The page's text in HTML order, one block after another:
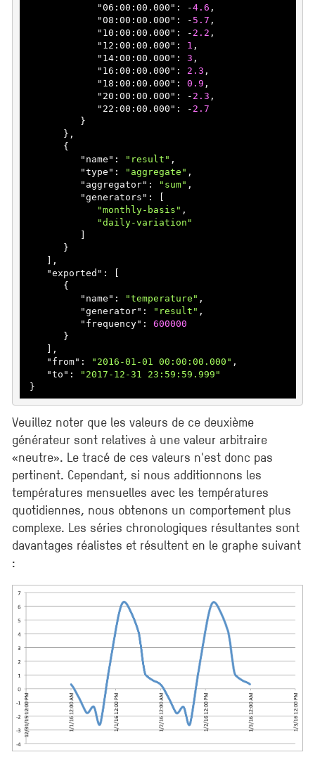
             "
06:00:00.000 ": -4.6 ,
             "
08:00:00.000 ": - 5.7 ,
             "
10:00:00.000 ": - 2.2 ,
             "
12:00:00.000 ": 1 ,
             "
14:00:00.000 ": 3 ,
             "
16:00:00.000 ": 2.3 ,
             "
18:00:00.000 ": 0.9 ,
             "
20:00:00.000 ": - 2.3 ,
             "
22:00:00.000 ": - 2.7
}
},
          "
name ": "result" ,
          "
type ": "aggregate" ,
          "
aggregator": "sum" ,
          "
generators ":
"monthly-basis" ,
"daily-variation"
}
,
    "
exported ":
          "
name ": "temperature" ,
          "
generator": "result" ,
          "
frequency": 600000
}
,
    "
from": "2016-01-01 00:00:00.000" ,
    "
to ":
"2017-12-31 23:59:59.999"
Veuillez noter que les valeurs de ce deuxième
générateur sont relatives à une valeur arbitraire
«neutre». Le tracé de ces valeurs n'est donc pas
pertinent. Cependant, si nous additionnons les
températures mensuelles avec les températures
quotidiennes, nous obtenons un comportement plus
complexe. Les séries chronologiques résultantes sont
davantages réalistes et résultent en le graphe suivant
: